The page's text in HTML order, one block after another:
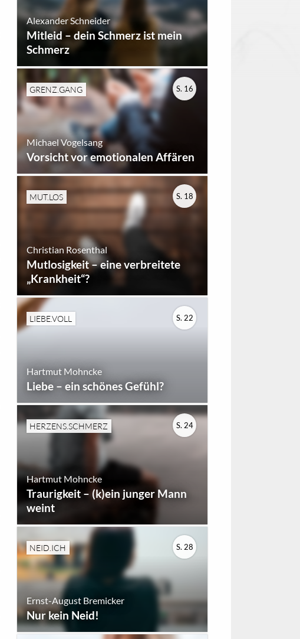
Alexander Schneider
Mitleid – dein Schmerz ist mein
Schmerz
GRENZ.GANG
Michael Vogelsang
Vorsicht vor emotionalen Affären
S. 16
MUT.LOS
Christian Rosenthal
Mutlosigkeit – eine verbreitete
„Krankheit“?
S. 18
LIEBE.VOLL
Hartmut Mohncke
Liebe – ein schönes Gefühl?
S. 22
HERZENS.SCHMERZ
Hartmut Mohncke
Traurigkeit – (k)ein junger Mann
weint
S. 24
NEID.ICH
Ernst-August Bremicker
Nur kein Neid!
S. 28